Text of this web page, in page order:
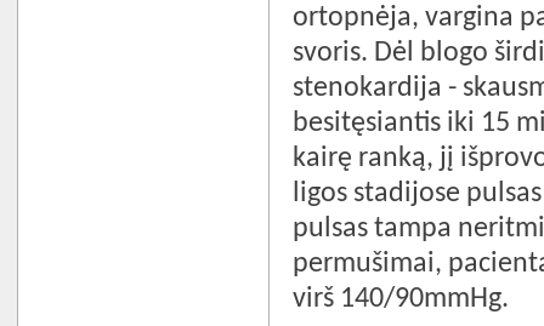
ortopnėja, vargina
svoris. Dėl blogo
stenokardija -
besitęsiantis iki 15
kairę ranką, jį
ligos stadijose
pulsas tampa
permušimai,
virš 140/90mmHg.